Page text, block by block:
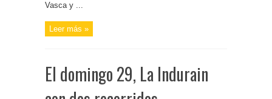
Vasca y ...
Leer más »
El domingo 29, La Indurain